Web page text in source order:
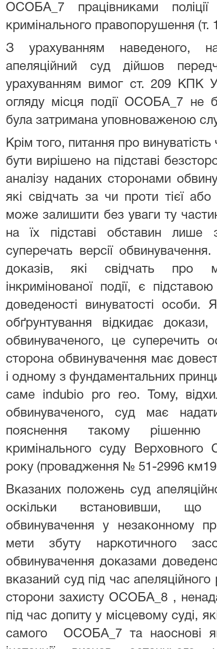
ОСОБА_7 працівниками
кримінального правопорушення (т.
З урахуванням наведеного,
апеляційний суд дійшов
урахуванням вимог ст. 209 КПК
огляду місця події ОСОБА_7 не
була затримана уповноваженою
Крім того, питання про
бути вирішено на підставі
аналізу наданих сторонами
які свідчать за чи проти тієї
може залишити без уваги ту
на їх підставі обставин
суперечать версії
доказів, які свідчать про
інкримінованої події, є
доведеності винуватості
обґрунтування відкидає
обвинуваченого, це суперечить
сторона обвинувачення має
і одному з фундаментальних
саме indubio pro reo. Тому,
обвинуваченого, суд має
пояснення такому рішенню
кримінального суду
року (провадження № 51-2996
Вказаних положень суд
оскільки встановивши, що
обвинувачення у незаконному
мети збуту наркотичного
обвинувачення доказами
вказаний суд під час
сторони захисту ОСОБА_8 ,
під час допиту у місцевому суді,
самого ОСОБА_7 та наоснові